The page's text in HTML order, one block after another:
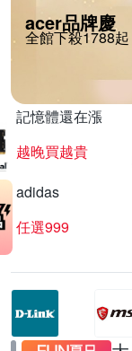
acer品牌慶
全館下殺1788起
記憶體還在漲
越晚買越貴
adidas
任選999